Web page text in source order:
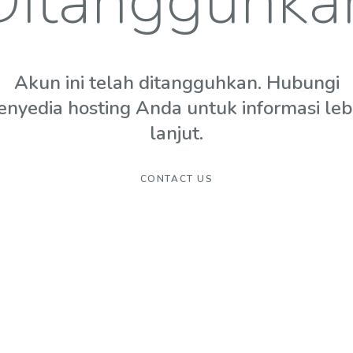
Akun ini telah ditangguhkan. Hubungi
hosting Anda untuk informasi
lanjut.
CONTACT US